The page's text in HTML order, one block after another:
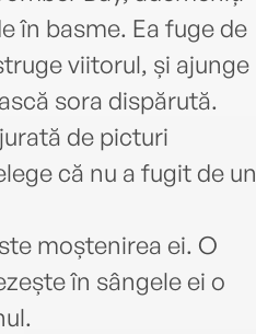
în basme. Ea fuge de
viitorul, și ajunge
sora dispărută.
de picturi
că nu a fugit de un
moștenirea ei. O
în sângele ei o